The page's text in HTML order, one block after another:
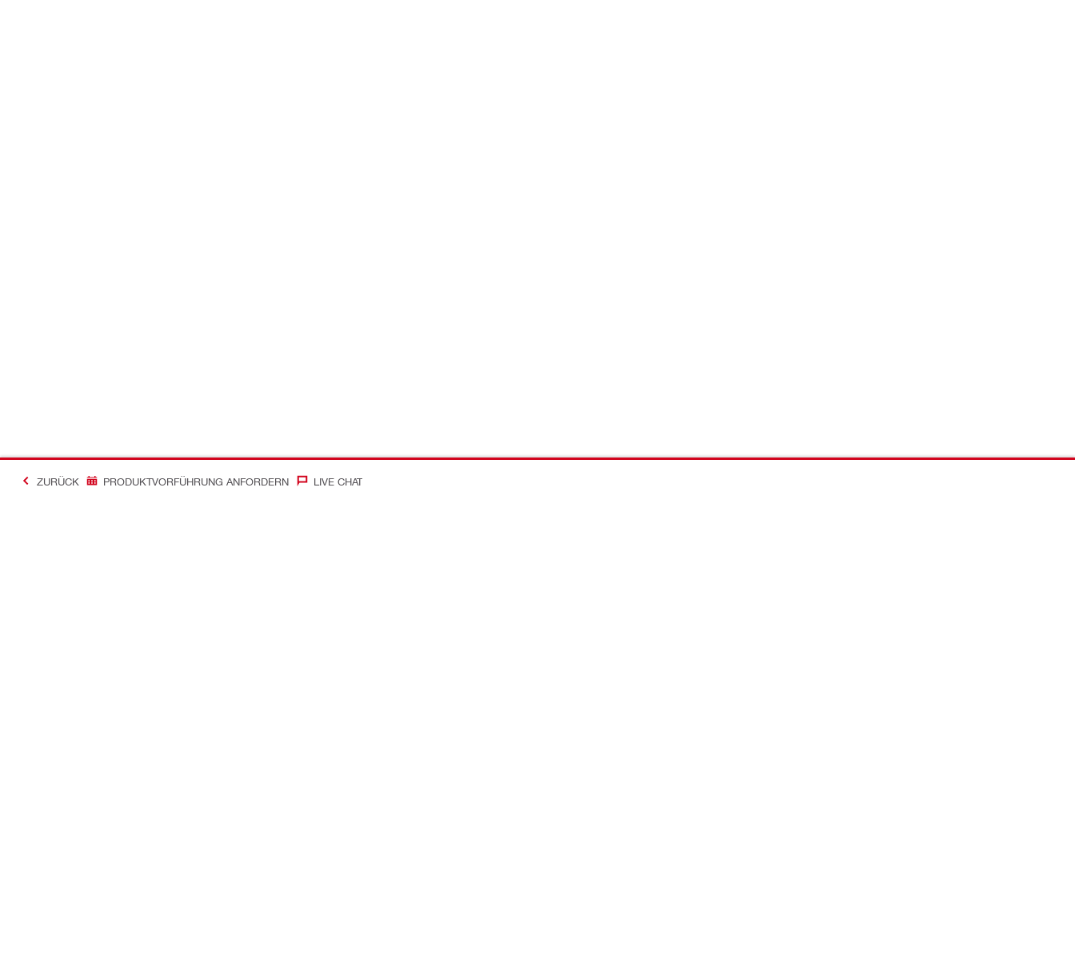
ZURÜCK PRODUKTVORFÜHRUNG ANFORDERN LIVE CHAT